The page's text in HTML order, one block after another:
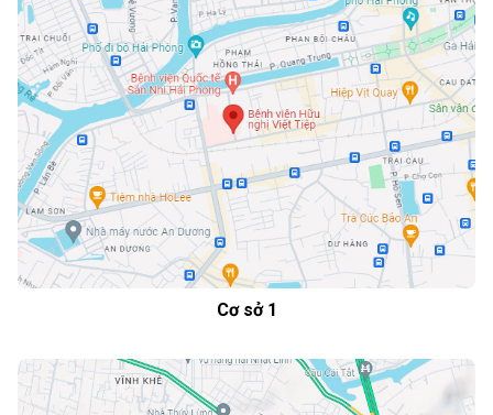
Cơ sở 1